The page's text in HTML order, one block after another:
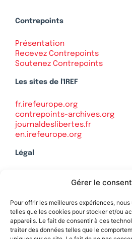
Gérer le
Pour offrir les meilleures expériences,
telles que les cookies pour stocker et/ou
appareils. Le fait de consentir à ces
traiter des données telles que le
Contrepoints
Présentation
Recevez Contrepoints
Soutenez Contrepoints
Les sites de l'IREF
fr.irefeurope.org
contrepoints-archives.org
journaldeslibertes.fr
en.irefeurope.org
Légal
Politique de confidentialité